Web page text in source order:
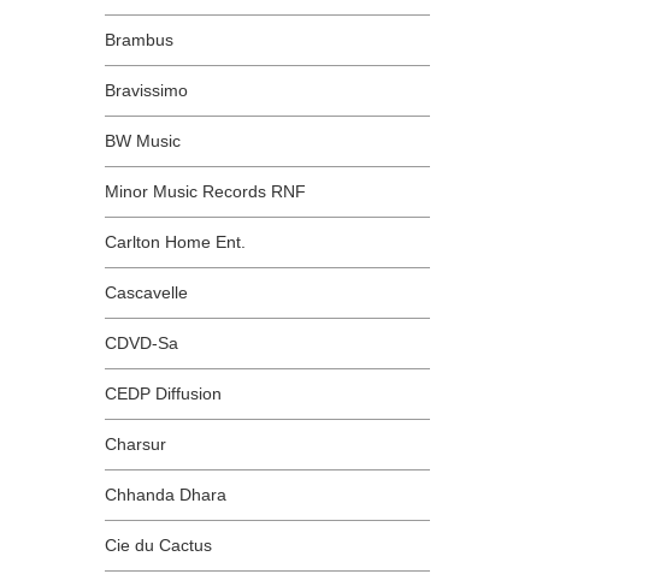
Brambus
Bravissimo
BW Music
Minor Music Records RNF
Carlton Home Ent.
Cascavelle
CDVD-Sa
CEDP Diffusion
Charsur
Chhanda Dhara
Cie du Cactus